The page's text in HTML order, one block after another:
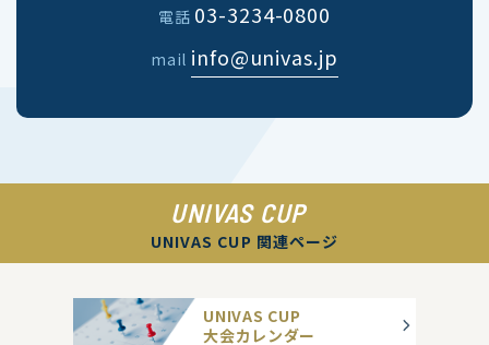
電話 03-3234-0800
mail info@univas.jp
UNIVAS CUP
UNIVAS CUP 関連ページ
UNIVAS CUP
大会カレンダー